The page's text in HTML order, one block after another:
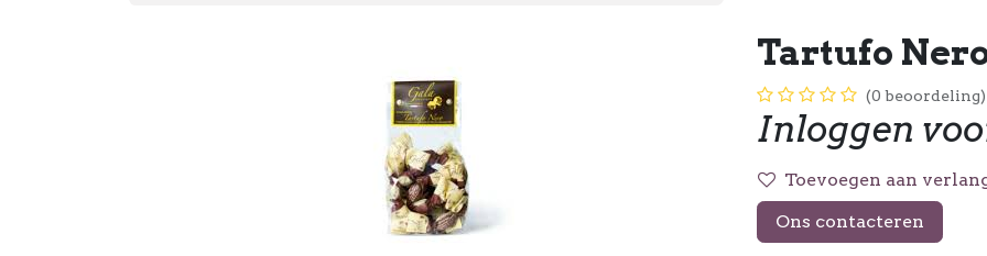
Tartufo
(0 beoordeling)
Inloggen
Toevoegen aan
Ons contacteren